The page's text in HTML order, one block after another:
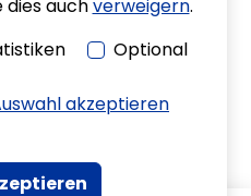
dies auchverweigern.
Optional
akzeptieren